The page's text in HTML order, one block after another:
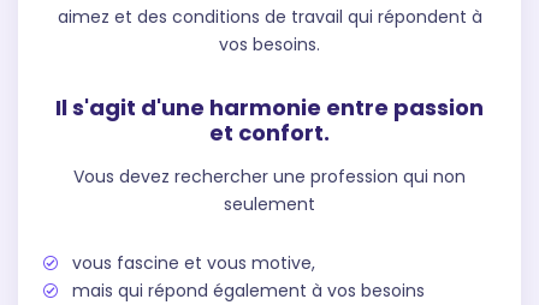
aimez et des conditions de travail qui répondent à
vos besoins.
Il s'agit d'une harmonie entre passion
et confort.
Vous devez rechercher une profession qui non
seulement
vous fascine et vous motive,
mais qui répond également à vos besoins